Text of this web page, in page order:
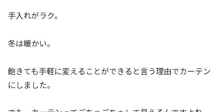
手入れがラク。
冬は暖かい。
飽きても手軽に変えることができると言う理由でカーテン
にしました。